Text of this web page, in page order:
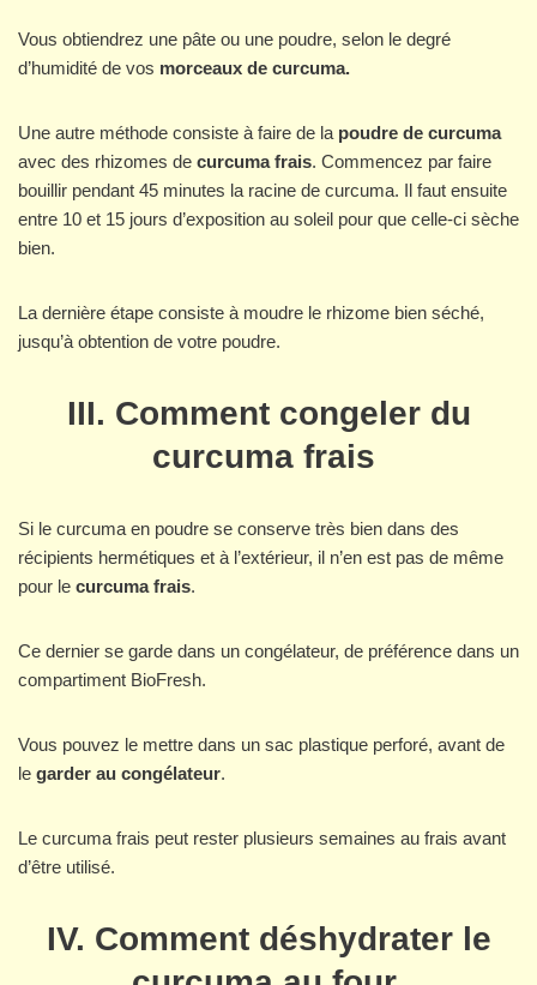
Vous obtiendrez une pâte ou une poudre, selon le degré
d’humidité de vos morceaux de curcuma.
Une autre méthode consiste à faire de la poudre de curcuma
avec des rhizomes de curcuma frais. Commencez par faire
bouillir pendant 45 minutes la racine de curcuma. Il faut ensuite
entre 10 et 15 jours d’exposition au soleil pour que celle-ci sèche
bien.
La dernière étape consiste à moudre le rhizome bien séché,
jusqu’à obtention de votre poudre.
III. Comment congeler du
curcuma frais
Si le curcuma en poudre se conserve très bien dans des
récipients hermétiques et à l’extérieur, il n’en est pas de même
pour le curcuma frais.
Ce dernier se garde dans un congélateur, de préférence dans un
compartiment BioFresh.
Vous pouvez le mettre dans un sac plastique perforé, avant de
le garder au congélateur.
Le curcuma frais peut rester plusieurs semaines au frais avant
d’être utilisé.
IV. Comment déshydrater le